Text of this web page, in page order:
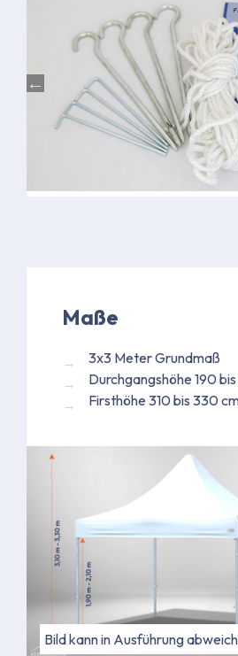
Maße
3x3 Meter Grundmaß
Durchgangshöhe 190
Firsthöhe 310 bis 330
Bild kann in Ausführung